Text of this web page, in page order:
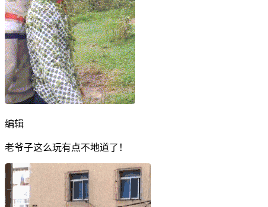
编辑
老爷子这么玩有点不地道了！